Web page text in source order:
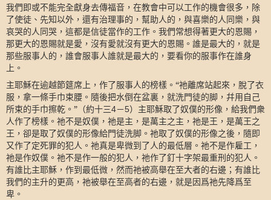
我們即或不能完全獻身去傳福音，在教會中可以工作的機會很多，除
了使徒、先知以外，還有治理事的，幫助人的，與喜樂的人同樂，與
哀哭的人同哭，這都是信徒當作的工作。我們常想得著更大的恩賜，
那更大的恩賜就是愛，沒有愛就沒有更大的恩賜。誰是最大的，就是
那些服事人的，誰會服事人誰就是最大的，要看你的服事作在誰身
上。
主耶穌在逾越節筵席上，作了服事人的榜樣。“祂離席站起來，脫了衣
服，拿一條手巾束腰。隨後把水倒在盆裏，就洗門徒的脚，幷用自己
所束的手巾擦乾。”（約十三4－5）主耶穌取了奴僕的形像，給我們衆
人作了榜樣。祂不是奴僕，祂是主，是萬主之主，祂是王，是萬王之
王，卻是取了奴僕的形像給門徒洗脚。祂取了奴僕的形像之後，隨即
又作了定死罪的犯人。祂真是卑微到了人的最低層。祂不是作雇工，
祂是作奴僕。祂不是作一般的犯人，祂作了釘十字架最重刑的犯人。
有誰比主耶穌，作到最低微，然而祂被高舉在至大者的右邊；有誰比
我們的主升的更高，祂被舉在至高者的右邊，就是因爲祂先降爲至
卑。